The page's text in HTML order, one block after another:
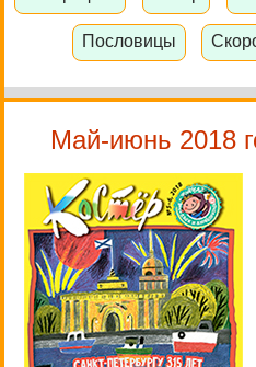
Пословицы
Май-июнь 2018